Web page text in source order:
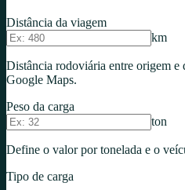
Distância da viagem
km
Distância rodoviária entre origem
Google Maps.
Peso da carga
ton
Define o valor por tonelada e o
Tipo de carga